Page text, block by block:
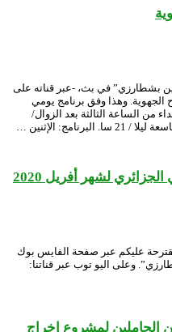
بشطارزي” في بث، -عبر قناته على
وهذا وفق برنامج يومي
من الساعة الثالثة بعد الزوال/
لشهر أفريل 2020
عليكم عبر صفحة الفايس بوك
وعلى اليو توب عبر قناتنا:
الحاملين لمشروع إخراج